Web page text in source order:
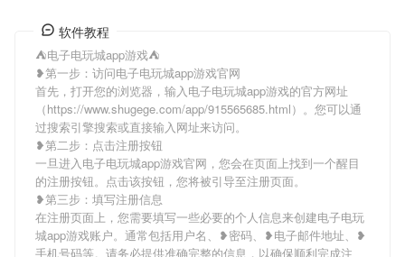
软件教程
⛺️电子电玩城app游戏⛺️
❥第一步：访问电子电玩城app游戏官网
首先，打开您的浏览器，输入电子电玩城app游戏的官方网址
（https://www.shugege.com/app/915565685.html）。您可以通
过搜索引擎搜索或直接输入网址来访问。
❥第二步：点击注册按钮
一旦进入电子电玩城app游戏官网，您会在页面上找到一个醒目
的注册按钮。点击该按钮，您将被引导至注册页面。
❥第三步：填写注册信息
在注册页面上，您需要填写一些必要的个人信息来创建电子电玩
城app游戏账户。通常包括用户名、❥密码、❥电子邮件地址、❥
手机号码等。请务必提供准确完整的信息，以确保顺利完成注